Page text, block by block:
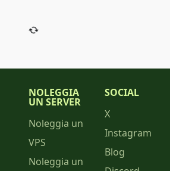
NOLEGGIA
UN SERVER
Noleggia un
VPS
Noleggia un
SOCIAL
X
Instagram
Blog